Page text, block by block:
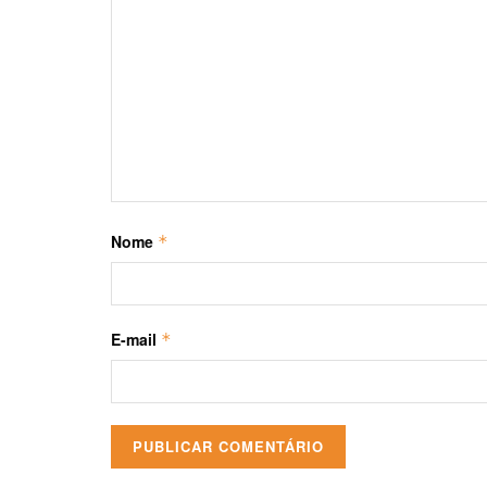
Nome *
E-mail *